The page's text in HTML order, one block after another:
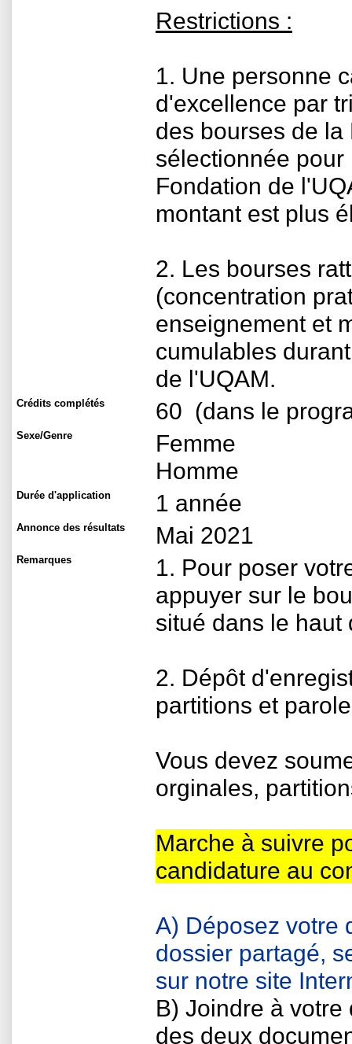
Restrictions :
1. Une personne
d'excellence par
des bourses de
sélectionnée
Fondation de
montant est plus
2. Les bourses
(concentration
enseignement et
cumulables
de l'UQAM.
Crédits complétés 60 (dans le
Sexe/Genre
Femme
Homme
Durée d'application 1 année
Annonce des résultats Mai 2021
Remarques
1. Pour poser
appuyer sur le
situé dans le haut
2. Dépôt
partitions et
Vous devez
orginales,
Marche à suivre
candidature au
A) Déposez votre
dossier partagé,
sur notre site
B) Joindre à
des deux